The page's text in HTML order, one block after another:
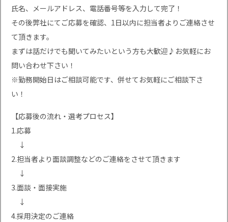
氏名、メールアドレス、電話番号等を入力して完了！
その後弊社にてご応募を確認、1日以内に担当者よりご連絡させ
て頂きます。
まずは話だけでも聞いてみたいという方も大歓迎♪お気軽にお
問い合わせ下さい！
※勤務開始日はご相談可能です、併せてお気軽にご相談下さ
い！
【応募後の流れ・選考プロセス】
1.応募
↓
2.担当者より面談調整などのご連絡をさせて頂きます
↓
3.面談・面接実施
↓
4.採用決定のご連絡